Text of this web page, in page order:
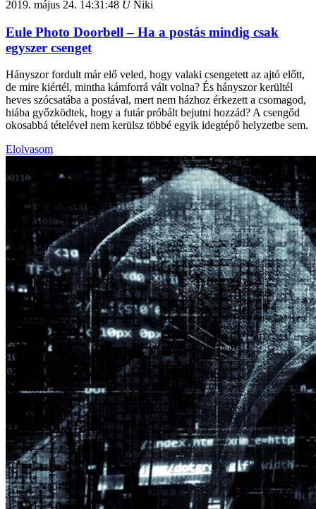
2019. május 24. 14:31:48 UNiki
Eule Photo Doorbell – Ha a postás mindig csak
egyszer csenget
Hányszor fordult már elő veled, hogy valaki csengetett az ajtó előtt,
de mire kiértél, mintha kámforrá vált volna? És hányszor kerültél
heves szócsatába a postával, mert nem házhoz érkezett a csomagod,
hiába győzködtek, hogy a futár próbált bejutni hozzád? A csengőd
okosabbá tételével nem kerülsz többé egyik idegtépő helyzetbe sem.
Elolvasom